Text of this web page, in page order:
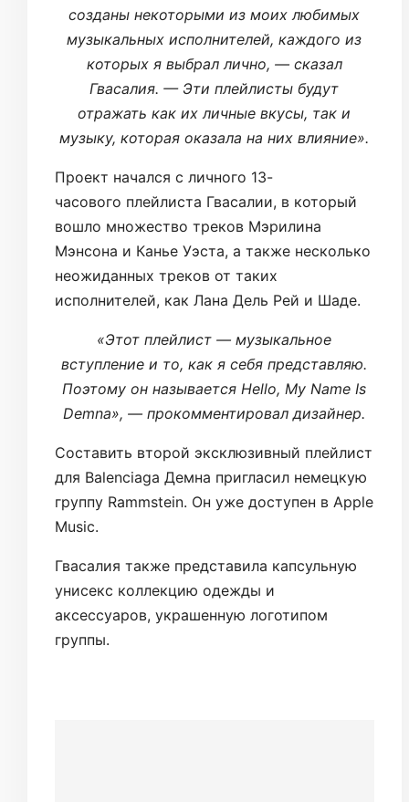
созданы некоторыми из моих любимых
музыкальных исполнителей, каждого из
которых я выбрал лично, — сказал
Гвасалия. — Эти плейлисты будут
отражать как их личные вкусы, так и
музыку, которая оказала на них влияние».
Проект начался с личного 13-
часового плейлиста Гвасалии, в который
вошло множество треков Мэрилина
Мэнсона и Канье Уэста, а также несколько
неожиданных треков от таких
исполнителей, как Лана Дель Рей и Шаде.
«Этот плейлист — музыкальное
вступление и то, как я себя представляю.
Поэтому он называется Hello, My Name Is
Demna», — прокомментировал дизайнер.
Составить второй эксклюзивный плейлист
для Balenciaga Демна пригласил немецкую
группу Rammstein. Он уже доступен в Apple
Music.
Гвасалия также представила капсульную
унисекс коллекцию одежды и
аксессуаров, украшенную логотипом
группы.